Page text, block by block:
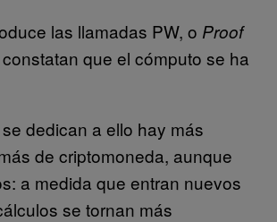
las llamadas PW, o Proof
que el cómputo se ha
dedican a ello hay más
de criptomoneda, aunque
a medida que entran nuevos
se tornan más